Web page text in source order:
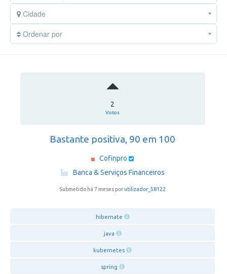
Cidade
Ordenar por
2
Votos
Bastante positiva, 90 em 100
Cofinpro
Banca & Serviços Financeiros
Submetido há 7 meses por utilizador_58122
hibernate
java
kubernetes
spring